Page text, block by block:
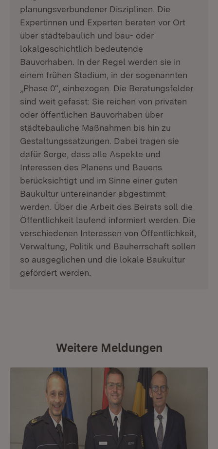
planungsverbundener Disziplinen. Die
Expertinnen und Experten beraten vor Ort
über städtebaulich und bau- oder
lokalgeschichtlich bedeutende
Bauvorhaben. In der Regel werden sie in
einem frühen Stadium, in der sogenannten
„Phase 0“, einbezogen. Die Beratungsfelder
sind weit gefasst: Sie reichen von privaten
oder öffentlichen Bauvorhaben über
städtebauliche Maßnahmen bis hin zu
Gestaltungssatzungen. Dabei tragen sie
dafür Sorge, dass alle Aspekte und
Interessen des Planens und Bauens
berücksichtigt und im Sinne einer guten
Baukultur untereinander abgestimmt
werden. Über die Arbeit des Beirats soll die
Öffentlichkeit laufend informiert werden. Die
verschiedenen Interessen von Öffentlichkeit,
Verwaltung, Politik und Bauherrschaft sollen
so ausgeglichen und die lokale Baukultur
gefördert werden.
Weitere Meldungen